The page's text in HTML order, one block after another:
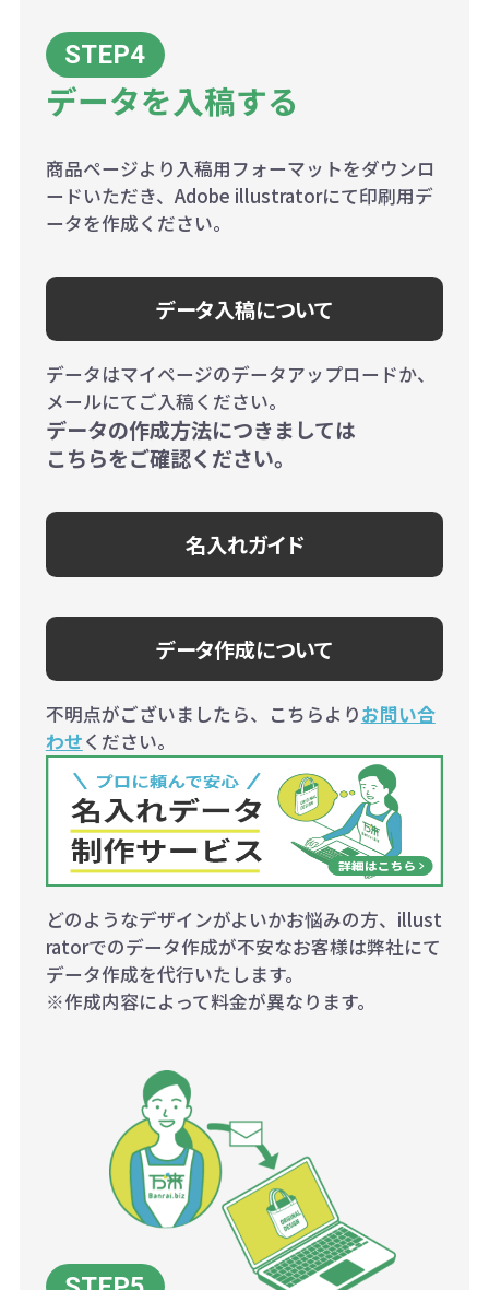
データを入稿する
商品ページより入稿用フォーマットをダウンロ
ードいただき、Adobe illustratorにて印刷用デ
ータを作成ください。
データ入稿について
データはマイページのデータアップロードか、
メールにてご入稿ください。
データの作成方法につきましては
こちらをご確認ください。
名入れガイド
データ作成について
不明点がございましたら、こちらよりお問い合
わせください。
どのようなデザインがよいかお悩みの方、illust
ratorでのデータ作成が不安なお客様は弊社にて
データ作成を代行いたします。
※作成内容によって料金が異なります。